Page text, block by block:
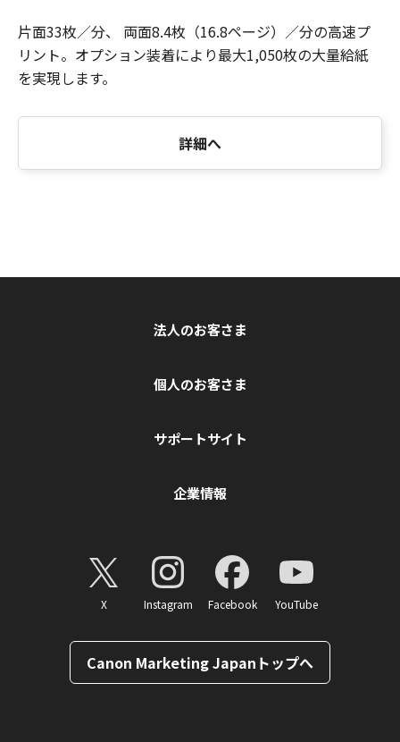
片面33枚／分、 両面8.4枚（16.8ページ）／分の高速プ
リント。オプション装着により最大1,050枚の大量給紙
を実現します。
詳細へ
法人のお客さま
個人のお客さま
サポートサイト
企業情報
X Instagram Facebook YouTube
Canon Marketing Japanトップへ